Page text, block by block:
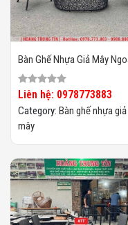
Bàn Ghế Nhựa Giả Mây
Trời HTT133
Liên hệ: 0978773883
Category: Bàn ghế nhựa giả
mây